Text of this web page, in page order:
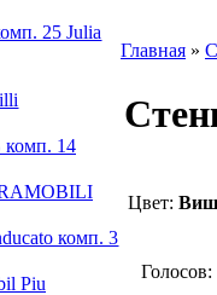
25 Julia
комп. 14
комп. 3
Piu
Главная »
Цвет:
Голосов: